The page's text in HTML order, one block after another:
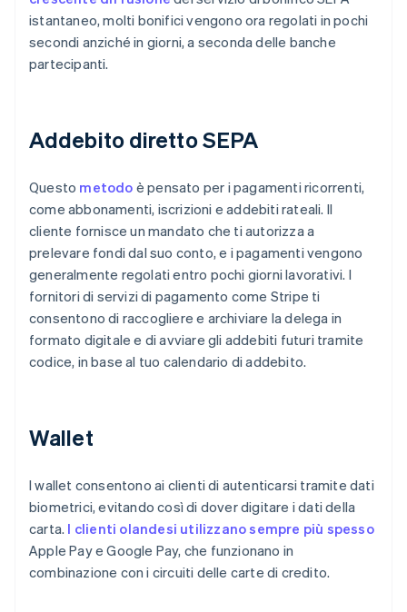
istantaneo, molti bonifici vengono ora regolati in pochi
secondi anziché in giorni, a seconda delle banche
partecipanti.
Addebito diretto SEPA
Questo metodo è pensato per i pagamenti ricorrenti,
come abbonamenti, iscrizioni e addebiti rateali. Il
cliente fornisce un mandato che ti autorizza a
prelevare fondi dal suo conto, e i pagamenti vengono
generalmente regolati entro pochi giorni lavorativi. I
fornitori di servizi di pagamento come Stripe ti
consentono di raccogliere e archiviare la delega in
formato digitale e di avviare gli addebiti futuri tramite
codice, in base al tuo calendario di addebito.
Wallet
I wallet consentono ai clienti di autenticarsi tramite dati
biometrici, evitando così di dover digitare i dati della
carta. I clienti olandesi utilizzano sempre più spesso
Apple Pay e Google Pay, che funzionano in
combinazione con i circuiti delle carte di credito.